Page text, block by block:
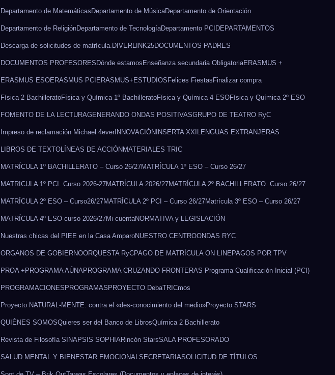
Departamento de Matemáticas Departamento de MúsicaDepartamento de Orientación
Departamento de ReligiónDepartamento de TecnologíaDepartamento PCI DEPARTAMENTOS
Descarga de solicitudes de matrícula. DIVERLINK25DOCUMENTOS PADRES
DOCUMENTOS PROFESORES Dónde estamos Enseñanza secundaria ObligatoriaERASMUS +
ERASMUS ESOERASMUS PCI ERASMUS+ ESTUDIOS Felices Fiestas Finalizar compra
Física 2 BachilleratoFísica y Química 1º BachilleratoFísica y Química 4 ESOFísica y Química 2º ESO
FOMENTO DE LA LECTURAGENERANDO ONDAS POSITIVASGRUPO DE TEATRO RyC
Impreso de reclamación Michael 4ever INNOVACIÓN INSERTA XXI LENGUAS EXTRANJERAS
LIBROS DE TEXTOLÍNEAS DE ACCIÓN MATERIALES TRIC
MATRÍCULA 1º BACHILLERATO – Curso 26/27MATRÍCULA 1º ESO – Curso 26/27
MATRICULA 1º PCI. Curso 2026-27MATRÍCULA 2026/27MATRÍCULA 2º BACHILLERATO. Curso 26/27
MATRÍCULA 2º ESO – Curso26/27MATRÍCULA 2º PCI – Curso 26/27Matrícula 3º ESO – Curso 26/27
MATRÍCULA 4º ESO curso 2026/27Mi cuentaNORMATIVA y LEGISLACIÓN
Nuestras chicas del PIEE en la Casa AmparoNUESTRO CENTROONDAS RYC
ORGANOS DE GOBIERNOORQUESTA RyCPAGO DE MATRÍCULA ON LINE PAGOS POR TPV
PROA + PROGRAMA AÚNAPROGRAMA CRUZANDO FRONTERAS Programa Cualificación Inicial (PCI)
PROGRAMACIONES PROGRAMAS PROYECTO DebaTRICmos
Proyecto NATURAL-MENTE: contra el «des-conocimiento del medio»Proyecto STARS
QUIÉNES SOMOSQuieres ser del Banco de LibrosQuímica 2 Bachillerato
Revista de Filosofía SINAPSIS SOPHIARincón StarsSALA PROFESORADO
SALUD MENTAL Y BIENESTAR EMOCIONALSECRETARIASOLICITUD DE TÍTULOS